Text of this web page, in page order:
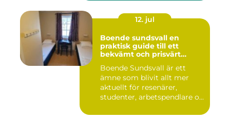
12. jul
Boende sundsvall en
praktisk guide till ett
bekvämt och prisvärt
Boende Sundsvall är ett
ämne som blivit allt mer
aktuellt för resenärer,
studenter, arbetspendlare o...